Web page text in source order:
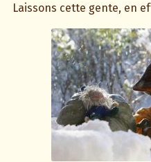
Laissons cette gente, en